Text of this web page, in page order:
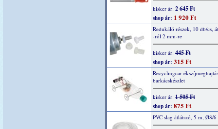
kisker ár: 2 645 Ft
shop ár: 1 920 Ft
Redukáló részek, 10 db/cs,
-ról 2 mm-re
kisker ár: 445 Ft
shop ár: 315 Ft
Recyclingcar
barkácskészlet
kisker ár: 1 505 Ft
shop ár: 875 Ft
PVC slag átlátszó, 5 m, Ø8/